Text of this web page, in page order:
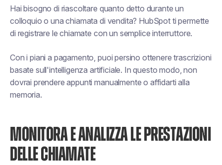
Hai bisogno di riascoltare quanto detto durante un
colloquio o una chiamata di vendita? HubSpot ti permette
di registrare le chiamate con un semplice interruttore.
Con i piani a pagamento, puoi persino ottenere trascrizioni
basate sull'intelligenza artificiale. In questo modo, non
dovrai prendere appunti manualmente o affidarti alla
memoria.
MONITORA E ANALIZZA LE PRESTAZIONI
DELLE CHIAMATE